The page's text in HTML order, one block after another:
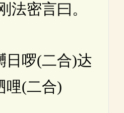
密言曰。
啰(二合)达
哩(二合)